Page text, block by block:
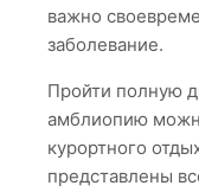
важно
заболевание.
Пройти полную
амблиопию
курортного
представлены